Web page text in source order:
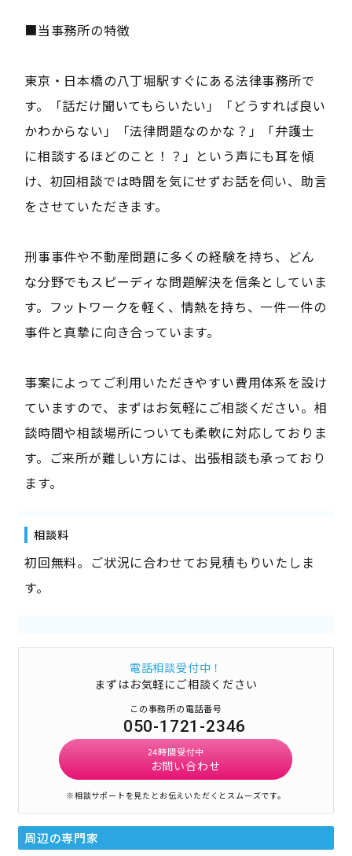
■当事務所の特徴
東京・日本橋の八丁堀駅すぐにある法律事務所で
す。「話だけ聞いてもらいたい」「どうすれば良い
かわからない」「法律問題なのかな？」「弁護士
に相談するほどのこと！？」という声にも耳を傾
け、初回相談では時間を気にせずお話を伺い、助言
をさせていただきます。
刑事事件や不動産問題に多くの経験を持ち、どん
な分野でもスピーディな問題解決を信条としていま
す。フットワークを軽く、情熱を持ち、一件一件の
事件と真摯に向き合っています。
事案によってご利用いただきやすい費用体系を設け
ていますので、まずはお気軽にご相談ください。相
談時間や相談場所についても柔軟に対応しておりま
す。ご来所が難しい方には、出張相談も承っており
ます。
相談料
初回無料。ご状況に合わせてお見積もりいたしま
す。
電話相談受付中！
まずはお気軽にご相談ください
この事務所の電話番号
050-1721-2346
24時間受付中
お問い合わせ
※相談サポートを見たとお伝えいただくとスムーズです。
周辺の専門家